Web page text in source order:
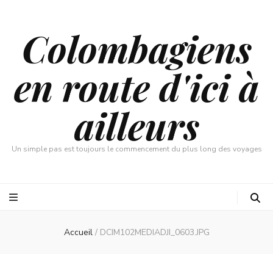
Colombagiens
en route d'ici à
ailleurs
Un simple pas est toujours le commencement du plus long des voyages
Accueil / DCIM102MEDIADJI_0603.JPG